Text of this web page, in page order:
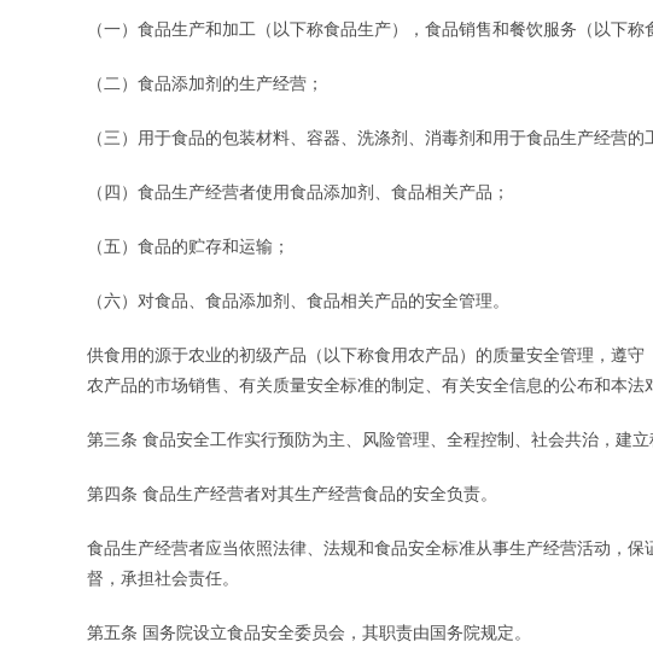
（一）食品生产和加工（以下称食品生产），食品销售和餐饮服务（以下称
（二）食品添加剂的生产经营；
（三）用于食品的包装材料、容器、洗涤剂、消毒剂和用于食品生产经营
（四）食品生产经营者使用食品添加剂、食品相关产品；
（五）食品的贮存和运输；
（六）对食品、食品添加剂、食品相关产品的安全管理。
供食用的源于农业的初级产品（以下称食用农产品）的质量安全管理，遵
农产品的市场销售、有关质量安全标准的制定、有关安全信息的公布和本法
第三条 食品安全工作实行预防为主、风险管理、全程控制、社会共治，建立
第四条 食品生产经营者对其生产经营食品的安全负责。
食品生产经营者应当依照法律、法规和食品安全标准从事生产经营活动，
督，承担社会责任。
第五条 国务院设立食品安全委员会，其职责由国务院规定。